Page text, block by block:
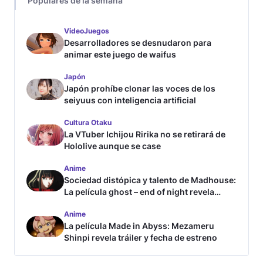
VideoJuegos
Desarrolladores se desnudaron para
animar este juego de waifus
Japón
Japón prohíbe clonar las voces de los
seiyuus con inteligencia artificial
Cultura Otaku
La VTuber Ichijou Ririka no se retirará de
Hololive aunque se case
Anime
Sociedad distópica y talento de Madhouse:
La película ghost – end of night revela
Anime
La película Made in Abyss: Mezameru
Shinpi revela tráiler y fecha de estreno